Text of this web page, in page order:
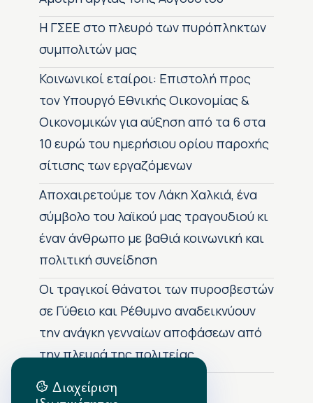
H ΓΣΕΕ στο πλευρό των πυρόπληκτων
συμπολιτών μας
Κοινωνικοί εταίροι: Επιστολή προς
τον Υπουργό Εθνικής Οικονομίας &
Οικονομικών για αύξηση από τα 6 στα
10 ευρώ του ημερήσιου ορίου παροχής
σίτισης των εργαζόμενων
Αποχαιρετούμε τον Λάκη Χαλκιά, ένα
σύμβολο του λαϊκού μας τραγουδιού κι
έναν άνθρωπο με βαθιά κοινωνική και
πολιτική συνείδηση
Οι τραγικοί θάνατοι των πυροσβεστών
σε Γύθειο και Ρέθυμνο αναδεικνύουν
την ανάγκη γενναίων αποφάσεων από
την πλευρά της πολιτείας
Διαχείριση